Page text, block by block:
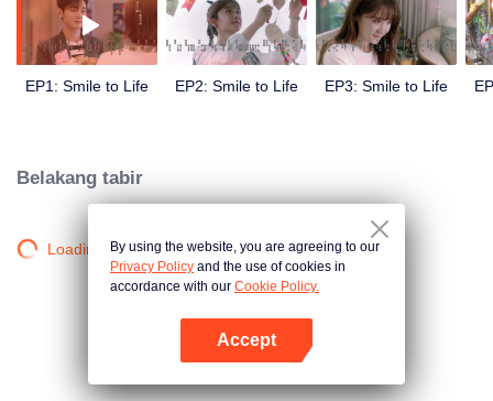
menjadi sukar apabila dia bertemu dengan pemuzik muda dan kacak Jiang
Nan yang jatuh cinta kepadanya.
EP1: Smile to Life EP2: Smile to Life EP3: Smile to Life
Belakang tabir
Loading…By using the website, you are agreeing to our
Privacy Policy and the use of cookies in
accordance with our Cookie Policy.
Accept